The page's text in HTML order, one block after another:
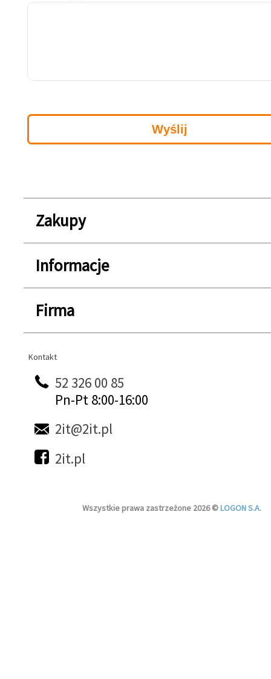
Zakupy
Informacje
Firma
Kontakt
Kontakt
52 326 00 85
Pn-Pt 8:00-16:00
2it@2it.pl
2it.pl
Wszystkie prawa zastrzeżone 2026 ©LOGON S.A.